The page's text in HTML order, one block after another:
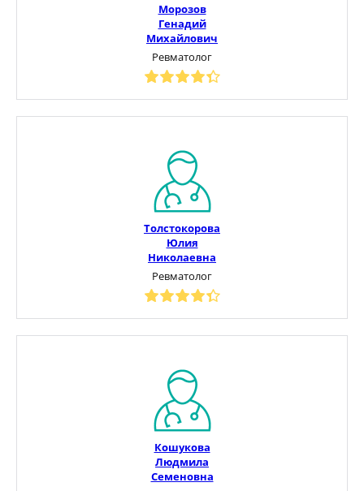
Морозов
Генадий
Михайлович
Ревматолог
Толстокорова
Юлия
Николаевна
Ревматолог
Кошукова
Людмила
Семеновна